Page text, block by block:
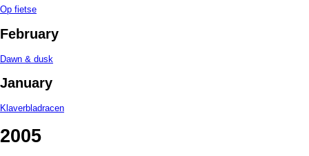
Op fietse
February
Dawn & dusk
January
Klaverbladracen
2005